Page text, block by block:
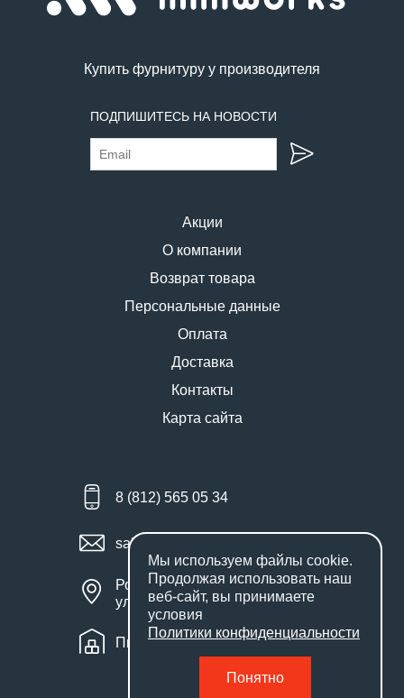
Купить фурнитуру у производителя
ПОДПИШИТЕСЬ НА НОВОСТИ
Акции
О компании
Возврат товара
Персональные данные
Оплата
Доставка
Контакты
Карта сайта
8 (812) 565 05 34
sales@miniworks.ru
Россия, Санкт-Петербург,
улица Маршала Новикова, 28Е
Пн – Пт: с 9:00 до 18:00
Мы используем файлы cookie.
Продолжая использовать наш
веб-сайт, вы принимаете
условия
Политики конфиденциальности
Понятно